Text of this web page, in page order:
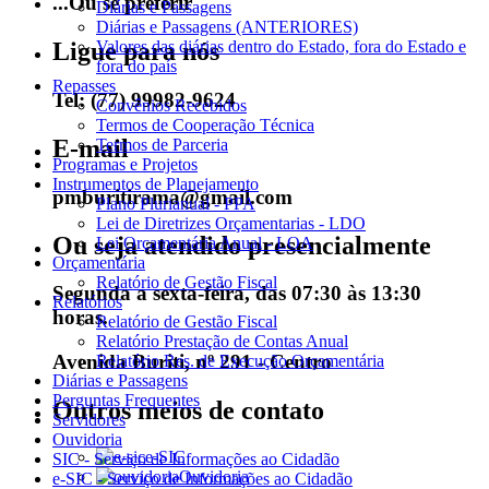
Ligue para nós
Tel: (77) 99982-9624
E-mail
pmburitirama@gmail.com
Ou seja atendido presencialmente
Segunda a sexta-feira, das 07:30 às 13:30
horas.
Avenida Buriti, nº 291 - Centro
Outros meios de contato
e-SIC
Ouvidoria
Diárias e Passagens
Diárias e Passagens (ANTERIORES)
Valores das diárias dentro do Estado, fora do Estado e
fora do país
Repasses
Convênios Recebidos
Termos de Cooperação Técnica
Termos de Parceria
Programas e Projetos
Instrumentos de Planejamento
Plano Plurianual - PPA
Lei de Diretrizes Orçamentarias - LDO
Lei Orçamentária Anual - LOA
Orçamentária
Relatório de Gestão Fiscal
Relatórios
Relatório de Gestão Fiscal
Relatório Prestação de Contas Anual
Relatório Res. de Execução Orçamentária
Diárias e Passagens
Perguntas Frequentes
Servidores
Ouvidoria
SIC - Serviço de Informações ao Cidadão
e-SIC - Serviço de Informações ao Cidadão